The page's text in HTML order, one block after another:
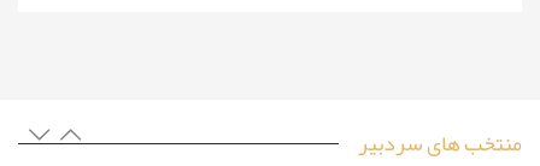
منتخب های سردبیر